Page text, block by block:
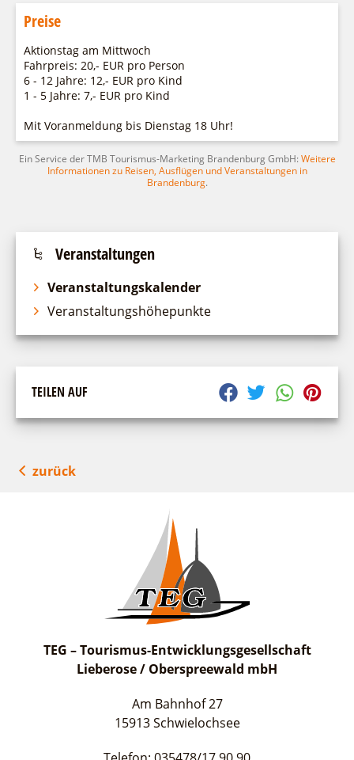
Preise
Aktionstag am Mittwoch
Fahrpreis: 20,- EUR pro Person
6 - 12 Jahre: 12,- EUR pro Kind
1 - 5 Jahre: 7,- EUR pro Kind
Mit Voranmeldung bis Dienstag 18 Uhr!
Ein Service der TMB Tourismus-Marketing Brandenburg GmbH:Weitere
Informationen zu Reisen, Ausflügen und Veranstaltungen in
Brandenburg.
Veranstaltungen
Veranstaltungskalender
Veranstaltungshöhepunkte
TEILEN AUF
zurück
TEG – Tourismus-Entwicklungsgesellschaft
Lieberose / Oberspreewald mbH
Am Bahnhof 27
15913 Schwielochsee